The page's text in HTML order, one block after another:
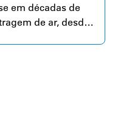
em décadas de
de ar, desde
um novo padrão